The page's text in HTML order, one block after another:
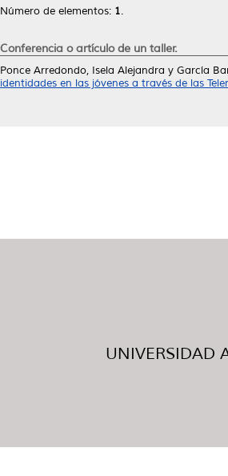
Número de elementos: 1.
Conferencia o artículo de un taller.
Ponce Arredondo, Isela Alejandra y García
identidades en las jóvenes a través de las
UNIVERSIDAD